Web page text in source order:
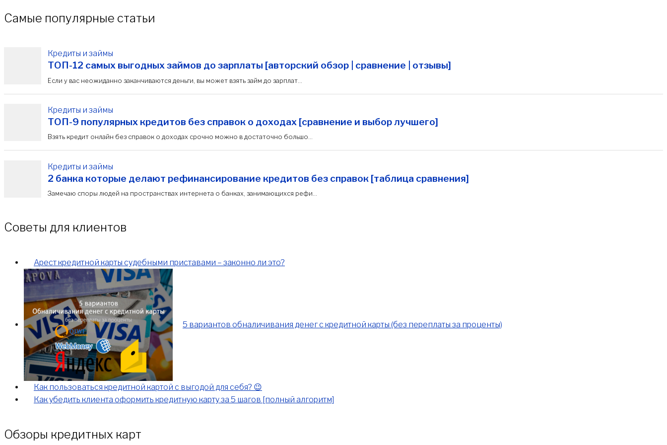
Самые популярные статьи
Кредиты и займы
ТОП-12 самых выгодных займов до зарплаты [авторский обзор | сравнение | отзывы]
Если у вас неожиданно заканчиваются деньги, вы может взять займ до зарплат...
Кредиты и займы
ТОП-9 популярных кредитов без справок о доходах [сравнение и выбор лучшего]
Взять кредит онлайн без справок о доходах срочно можно в достаточно большо...
Кредиты и займы
2 банка которые делают рефинансирование кредитов без справок [таблица сравнения]
Замечаю споры людей на пространствах интернета о банках, занимающихся рефи...
Советы для клиентов
Арест кредитной карты судебными приставами – законно ли это?
5 вариантов обналичивания денег с кредитной карты (без переплаты за проценты)
Как пользоваться кредитной картой с выгодой для себя? 😉
Как убедить клиента оформить кредитную карту за 5 шагов [полный алгоритм]
Обзоры кредитных карт